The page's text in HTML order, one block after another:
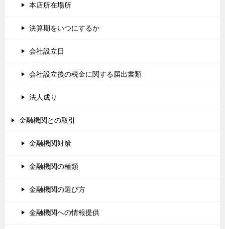
本店所在場所
決算期をいつにするか
会社設立日
会社設立後の税金に関する届出書類
法人成り
金融機関との取引
金融機関対策
金融機関の種類
金融機関の選び方
金融機関への情報提供